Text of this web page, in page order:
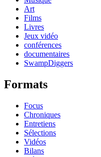
Art
Films
Livres
Jeux vidéo
conférences
documentaires
SwampDiggers
Formats
Focus
Chroniques
Entretiens
Sélections
Vidéos
Bilans